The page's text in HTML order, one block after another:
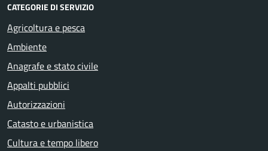
CATEGORIE DI SERVIZIO
Agricoltura e pesca
Ambiente
Anagrafe e stato civile
Appalti pubblici
Autorizzazioni
Catasto e urbanistica
Cultura e tempo libero